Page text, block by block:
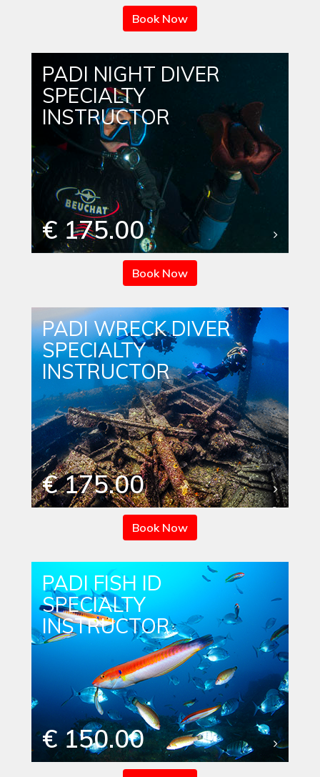
Book Now
PADI NIGHT DIVER
SPECIALTY
INSTRUCTOR
€ 175.00
Book Now
PADI WRECK DIVER
SPECIALTY
INSTRUCTOR
€ 175.00
Book Now
PADI FISH ID
SPECIALTY
INSTRUCTOR
€ 150.00